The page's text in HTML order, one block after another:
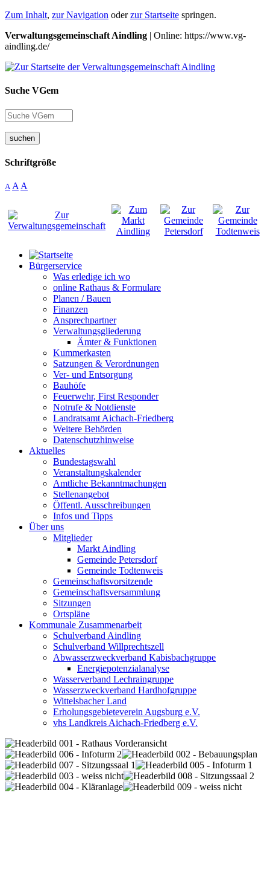
Zum Inhalt, zur Navigation oderzur Startseite springen.
Verwaltungsgemeinschaft Aindling | Online: https://www.vg-
aindling.de/
Suche VGem
suchen
Schriftgröße
A A A
Bürgerservice
Was erledige ich wo
online Rathaus & Formulare
Planen / Bauen
Finanzen
Ansprechpartner
Verwaltungsgliederung
Ämter & Funktionen
Kummerkasten
Satzungen & Verordnungen
Ver- und Entsorgung
Bauhöfe
Feuerwehr, First Responder
Notrufe & Notdienste
Landratsamt Aichach-Friedberg
Weitere Behörden
Datenschutzhinweise
Aktuelles
Bundestagswahl
Veranstaltungskalender
Amtliche Bekanntmachungen
Stellenangebot
Öffentl. Ausschreibungen
Infos und Tipps
Über uns
Mitglieder
Markt Aindling
Gemeinde Petersdorf
Gemeinde Todtenweis
Gemeinschaftsvorsitzende
Gemeinschaftsversammlung
Sitzungen
Ortspläne
Kommunale Zusammenarbeit
Schulverband Aindling
Schulverband Willprechtszell
Abwasserzweckverband Kabisbachgruppe
Energiepotenzialanalyse
Wasserverband Lechraingruppe
Wasserzweckverband Hardhofgruppe
Wittelsbacher Land
Erholungsgebieteverein Augsburg e.V.
vhs Landkreis Aichach-Friedberg e.V.